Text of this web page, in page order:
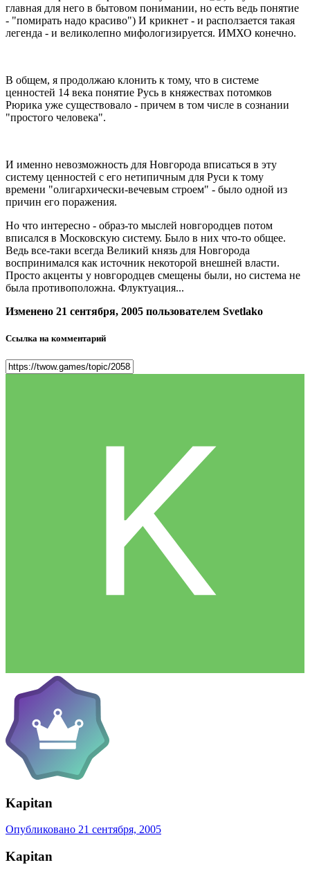
главная для него в бытовом понимании, но есть ведь понятие
- "помирать надо красиво") И крикнет - и расползается такая
легенда - и великолепно мифологизируется. ИМХО конечно.
В общем, я продолжаю клонить к тому, что в системе
ценностей 14 века понятие Русь в княжествах потомков
Рюрика уже существовало - причем в том числе в сознании
"простого человека".
И именно невозможность для Новгорода вписаться в эту
систему ценностей с его нетипичным для Руси к тому
времени "олигархически-вечевым строем" - было одной из
причин его поражения.
Но что интересно - образ-то мыслей новгородцев потом
вписался в Московскую систему. Было в них что-то общее.
Ведь все-таки всегда Великий князь для Новгорода
воспринимался как источник некоторой внешней власти.
Просто акценты у новгородцев смещены были, но система не
была противоположна. Флуктуация...
Изменено 21 сентября, 2005 пользователем Svetlako
Ссылка на комментарий
Kapitan
Опубликовано 21 сентября, 2005
Kapitan